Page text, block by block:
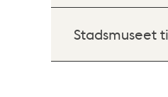
Stadsmuseet